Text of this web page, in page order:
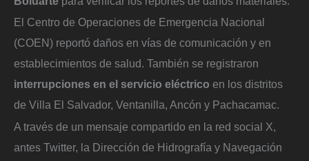
El Centro de Operaciones de Emergencia Nacional
(COEN) reportó daños en vías de comunicación y en
establecimientos de salud. También se registraron
interrupciones en el servicio eléctrico en los distritos
de Villa El Salvador, Ventanilla, Ancón y Pachacamac.
A través de un mensaje compartido en la red social X,
antes Twitter, la Dirección de Hidrografía y Navegación